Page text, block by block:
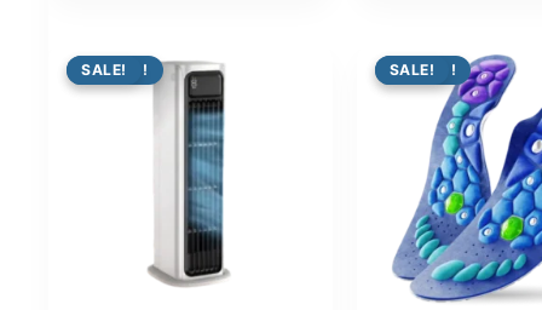
PROMO !
SALE! PROMO !
SALE!